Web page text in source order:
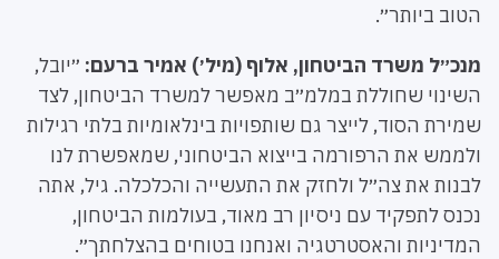
הטוב ביותר״.
מנכ״ל משרד הביטחון, אלוף (מיל׳) אמיר ברעם: ״יובל,
השינוי שחוללת במלמ״ב מאפשר למשרד הביטחון, לצד
שמירת הסוד, לייצר גם שותפויות בינלאומיות בלתי רגילות
ולממש את הרפורמה בייצוא הביטחוני, שמאפשרת לנו
לבנות את צה״ל ולחזק את התעשייה והכלכלה. גיל, אתה
נכנס לתפקיד עם ניסיון רב מאוד, בעולמות הביטחון,
המדיניות והאסטרטגיה ואנחנו בטוחים בהצלחתך״.